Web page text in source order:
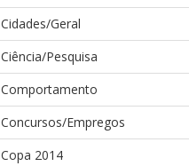
Cidades/Geral
Ciência/Pesquisa
Comportamento
Concursos/Empregos
Copa 2014